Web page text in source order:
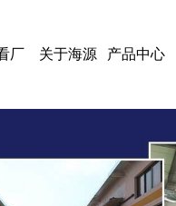
厂 关于海源 产品中心